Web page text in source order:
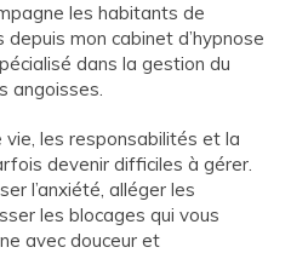
les habitants de
mon cabinet d’hypnose
dans la gestion du
angoisses.
vie, les responsabilités et la
devenir difficiles à gérer.
l’anxiété, alléger les
les blocages qui vous
avec douceur et